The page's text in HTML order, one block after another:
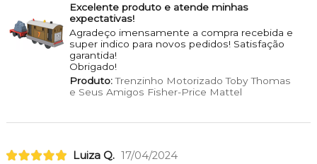
Excelente produto e atende minhas
expectativas!
Agradeço imensamente a compra recebida e
super indico para novos pedidos! Satisfação
garantida!
Obrigado!
Produto:Trenzinho Motorizado Toby Thomas
e Seus Amigos Fisher-Price Mattel
Luiza Q. 17/04/2024